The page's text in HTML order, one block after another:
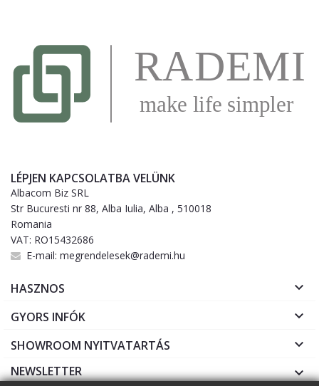
LÉPJEN KAPCSOLATBA VELÜNK
Albacom Biz SRL
Str Bucuresti nr 88, Alba Iulia, Alba , 510018
Romania
VAT: RO15432686
E-mail: megrendelesek@rademi.hu
HASZNOS 
GYORS INFÓK 
SHOWROOM NYITVATARTÁS 
NEWSLETTER 